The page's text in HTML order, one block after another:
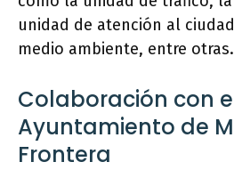
unidad de atención al
medio ambiente, entre otras.
Colaboración con
Ayuntamiento de
Frontera